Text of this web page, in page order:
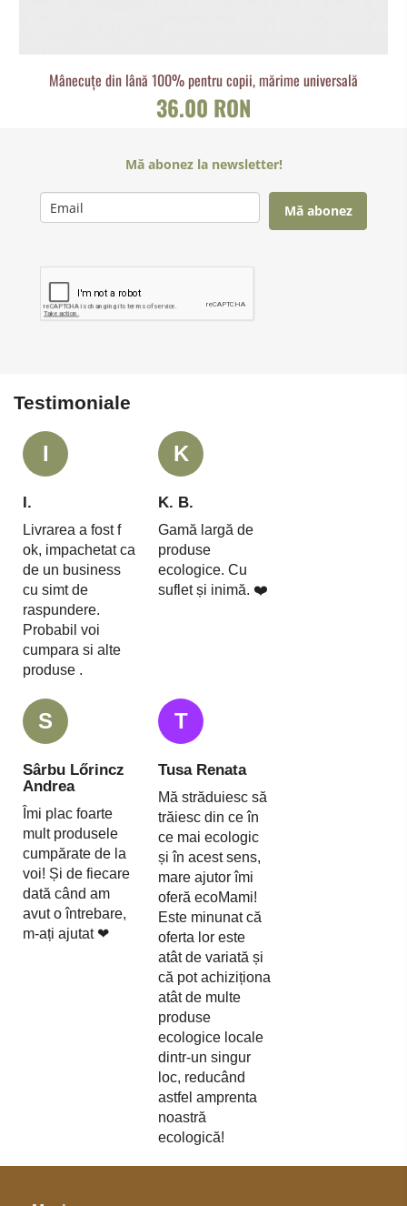
Mânecuțe din lână 100% pentru copii, mărime universală
36.00 RON
Mă abonez la newsletter!
Mă abonez
Testimoniale
I
I.
Livrarea a fost f
ok, impachetat ca
de un business
cu simt de
raspundere.
Probabil voi
cumpara si alte
produse .
K
K. B.
Gamă largă de
produse
ecologice. Cu
suflet și inimă. ❤️
S
Sârbu Lőrincz
Andrea
Îmi plac foarte
mult produsele
cumpărate de la
voi! Și de fiecare
dată când am
avut o întrebare,
m-ați ajutat ❤
T
Tusa Renata
Mă străduiesc să
trăiesc din ce în
ce mai ecologic
și în acest sens,
mare ajutor îmi
oferă ecoMami!
Este minunat că
oferta lor este
atât de variată și
că pot achiziționa
atât de multe
produse
ecologice locale
dintr-un singur
loc, reducând
astfel amprenta
noastră
ecologică!